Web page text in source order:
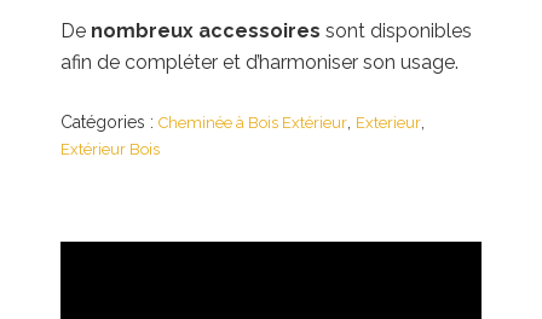
De nombreux accessoires sont disponibles
afin de compléter et d’harmoniser son usage.
Catégories : Cheminée à Bois Extérieur, Exterieur,
Extérieur Bois